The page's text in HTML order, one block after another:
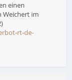
einen
Weichert im
rt-de-